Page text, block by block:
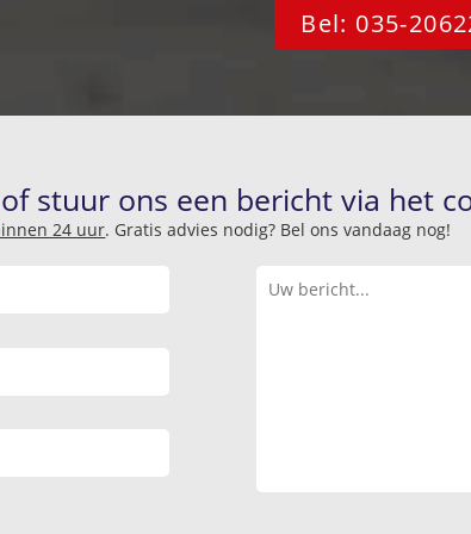
Bel: 035-
of stuur ons een bericht via het
24 uur. Gratis advies nodig? Bel ons vandaag nog!